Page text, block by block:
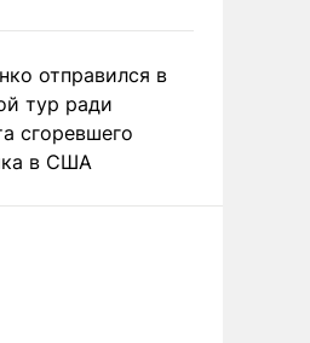
отправился в
тур ради
сгоревшего
в США